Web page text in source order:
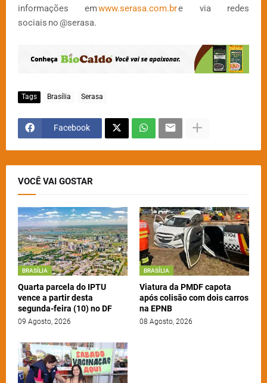
informações emwww.serasa.com.bre via redes
sociais no @serasa.
Tags Brasília Serasa
Facebook
VOCÊ VAI GOSTAR
BRASÍLIA
Quarta parcela do IPTU
vence a partir desta
segunda-feira (10) no DF
09 Agosto, 2026
BRASÍLIA
Viatura da PMDF capota
após colisão com dois carros
na EPNB
08 Agosto, 2026